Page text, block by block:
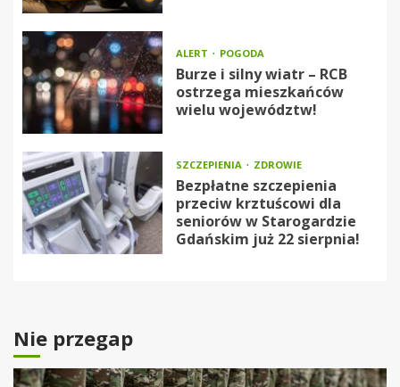
ALERT POGODA
Burze i silny wiatr – RCB
ostrzega mieszkańców
wielu województw!
SZCZEPIENIA ZDROWIE
Bezpłatne szczepienia
przeciw krztuścowi dla
seniorów w Starogardzie
Gdańskim już 22 sierpnia!
Nie przegap